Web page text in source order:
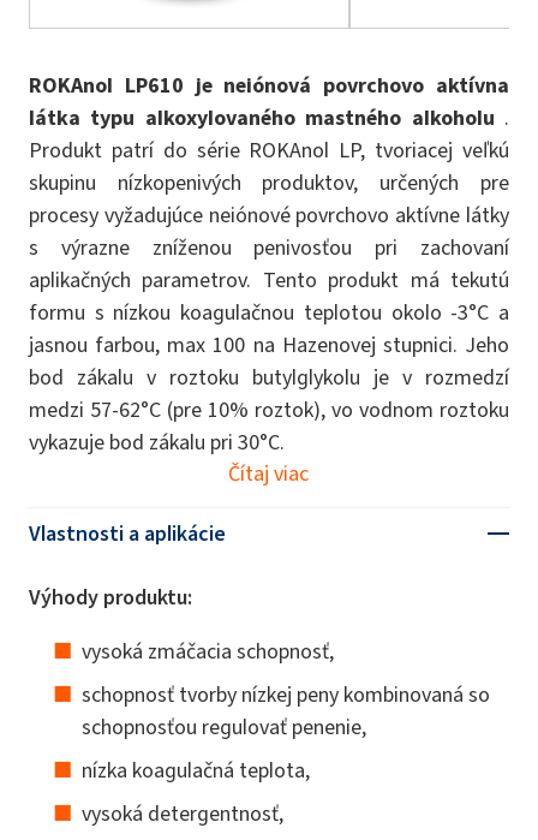
ROKAnol LP610 je neiónová povrchovo aktívna
látka typu alkoxylovaného mastného alkoholu .
Produkt patrí do série ROKAnol LP, tvoriacej veľkú
skupinu nízkopenivých produktov, určených pre
procesy vyžadujúce neiónové povrchovo aktívne látky
s výrazne zníženou penivosťou pri zachovaní
aplikačných parametrov. Tento produkt má tekutú
formu s nízkou koagulačnou teplotou okolo -3°C a
jasnou farbou, max 100 na Hazenovej stupnici. Jeho
bod zákalu v roztoku butylglykolu je v rozmedzí
medzi 57-62°C (pre 10% roztok), vo vodnom roztoku
vykazuje bod zákalu pri 30°C.
Čítaj viac
Vlastnosti a aplikácie
Výhody produktu:
vysoká zmáčacia schopnosť,
schopnosť tvorby nízkej peny kombinovaná so
schopnosťou regulovať penenie,
nízka koagulačná teplota,
vysoká detergentnosť,